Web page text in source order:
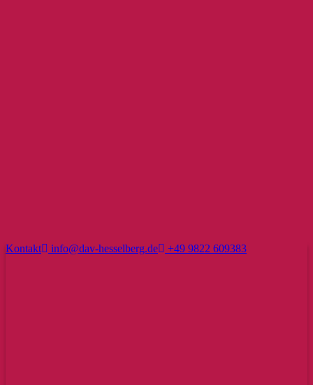
Kontakt info@dav-hesselberg.de +49 9822 609383